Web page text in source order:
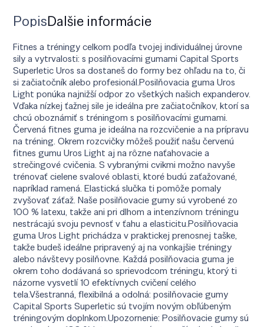
PopisĎalšie informácie
Fitnes a tréningy celkom podľa tvojej individuálnej úrovne
sily a vytrvalosti: s posilňovacími gumami Capital Sports
Superletic Uros sa dostaneš do formy bez ohľadu na to, či
si začiatočník alebo profesionál.Posilňovacia guma Uros
Light ponúka najnižší odpor zo všetkých našich expanderov.
Vďaka nízkej ťažnej sile je ideálna pre začiatočníkov, ktorí sa
chcú oboznámiť s tréningom s posilňovacími gumami.
Červená fitnes guma je ideálna na rozcvičenie a na prípravu
na tréning. Okrem rozcvičky môžeš použiť našu červenú
fitnes gumu Uros Light aj na rôzne naťahovacie a
strečingové cvičenia. S vybranými cvikmi možno navyše
trénovať cielene svalové oblasti, ktoré budú zaťažované,
napríklad ramená. Elastická slučka ti pomôže pomaly
zvyšovať záťaž. Naše posilňovacie gumy sú vyrobené zo
100 % latexu, takže ani pri dlhom a intenzívnom tréningu
nestrácajú svoju pevnosť v ťahu a elasticitu.Posilňovacia
guma Uros Light prichádza v praktickej prenosnej taške,
takže budeš ideálne pripravený aj na vonkajšie tréningy
alebo návštevy posilňovne. Každá posilňovacia guma je
okrem toho dodávaná so sprievodcom tréningu, ktorý ti
názorne vysvetlí 10 efektívnych cvičení celého
tela.Všestranná, flexibilná a odolná: posilňovacie gumy
Capital Sports Superletic sú tvojím novým obľúbeným
tréningovým doplnkom.Upozornenie: Posilňovacie gumy sú